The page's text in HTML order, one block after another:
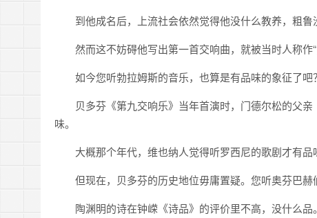
到他成名后，上流社会依然觉得他没什么教养，粗鲁
然而这不妨碍他写出第一首交响曲，就被当时人称
如今您听勃拉姆斯的音乐，也算是有品味的象征了吧？
贝多芬《第九交响乐》当年首演时，门德尔松的父
味。
大概那个年代，维也纳人觉得听罗西尼的歌剧才有品
但现在，贝多芬的历史地位毋庸置疑。您听奥芬巴赫
陶渊明的诗在钟嵘《诗品》的评价里不高，没什么